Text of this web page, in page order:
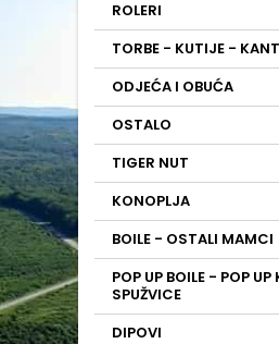
ROLERI
TORBE - KUTIJE -
ODJEĆA I OBUĆA
OSTALO
TIGER NUT
KONOPLJA
BOILE - OSTALI MAMCI
POP UP BOILE - POP UP
SPUŽVICE
DIPOVI